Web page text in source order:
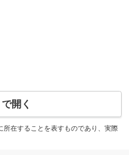
開く
在することを表すものであり、実際